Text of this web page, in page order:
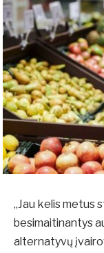
„Jau kelis metus
besimaitinantys
alternatyvų